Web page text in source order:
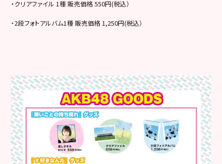
・クリアファイル 1種 販売価格 550円(税込）
・2段フォトアルバム1種 販売価格 1,250円(税込）